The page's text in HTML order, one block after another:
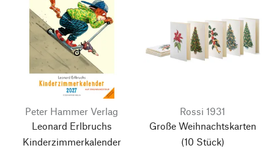
Peter Hammer Verlag
Leonard Erlbruchs
Kinderzimmerkalender
Rossi 1931
Große Weihnachtskarten
(10 Stück)